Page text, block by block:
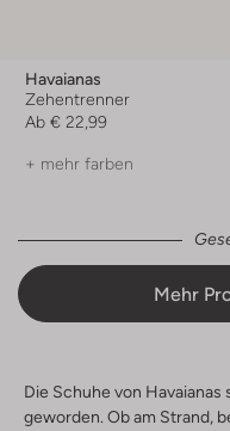
Havaianas
Zehentrenner
Ab € 22,99
+ mehr farben
Mehr
Die Schuhe von
geworden. Ob am Strand,